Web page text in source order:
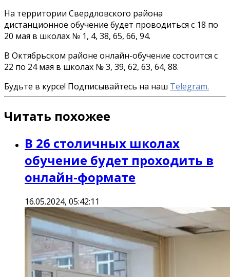
На территории Свердловского района
дистанционное обучение будет проводиться с 18 по
20 мая в школах № 1, 4, 38, 65, 66, 94.
В Октябрьском районе онлайн-обучение состоится с
22 по 24 мая в школах № 3, 39, 62, 63, 64, 88.
Будьте в курсе! Подписывайтесь на наш Telegram.
Читать похожее
В 26 столичных школах
обучение будет проходить в
онлайн-формате
16.05.2024, 05:42:11